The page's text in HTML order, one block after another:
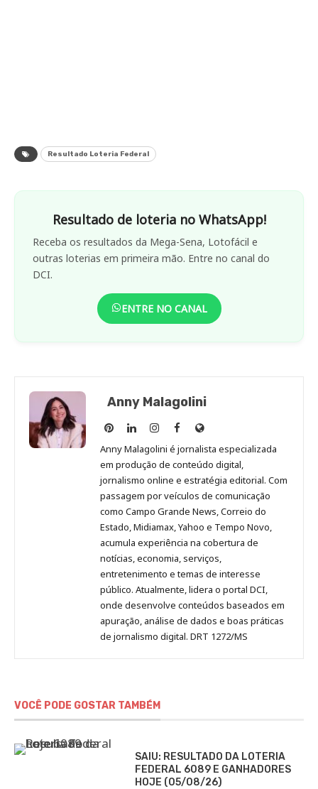
Resultado Loteria Federal
Resultado de loteria no WhatsApp!
Receba os resultados da Mega-Sena, Lotofácil e
outras loterias em primeira mão. Entre no canal do
DCI.
ENTRE NO CANAL
Anny Malagolini
Anny
Malagolini
no
Pinterest
Anny
Malagolini
no
LinkedIn
Anny
Malagolini
no
Instagram
Anny
Malagolini
no
Facebook
Site
de
Anny
Malagolini
Anny Malagolini é jornalista especializada
em produção de conteúdo digital,
jornalismo online e estratégia editorial. Com
passagem por veículos de comunicação
como Campo Grande News, Correio do
Estado, Midiamax, Yahoo e Tempo Novo,
acumula experiência na cobertura de
notícias, economia, serviços,
entretenimento e temas de interesse
público. Atualmente, lidera o portal DCI,
onde desenvolve conteúdos baseados em
apuração, análise de dados e boas práticas
de jornalismo digital. DRT 1272/MS
VOCÊ PODE GOSTAR TAMBÉM
SAIU: RESULTADO DA LOTERIA
FEDERAL 6089 E GANHADORES
HOJE (05/08/26)